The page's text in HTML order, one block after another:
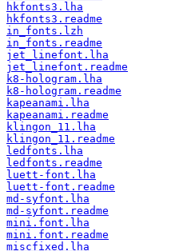
hkfonts3.lha
hkfonts3.readme
in_fonts.lzh
in_fonts.readme
jet_linefont.lha
jet_linefont.readme
k8-hologram.lha
k8-hologram.readme
kapeanami.lha
kapeanami.readme
klingon_11.lha
klingon_11.readme
ledfonts.lha
ledfonts.readme
luett-font.lha
luett-font.readme
md-syfont.lha
md-syfont.readme
mini.font.lha
mini.font.readme
miscfixed.lha